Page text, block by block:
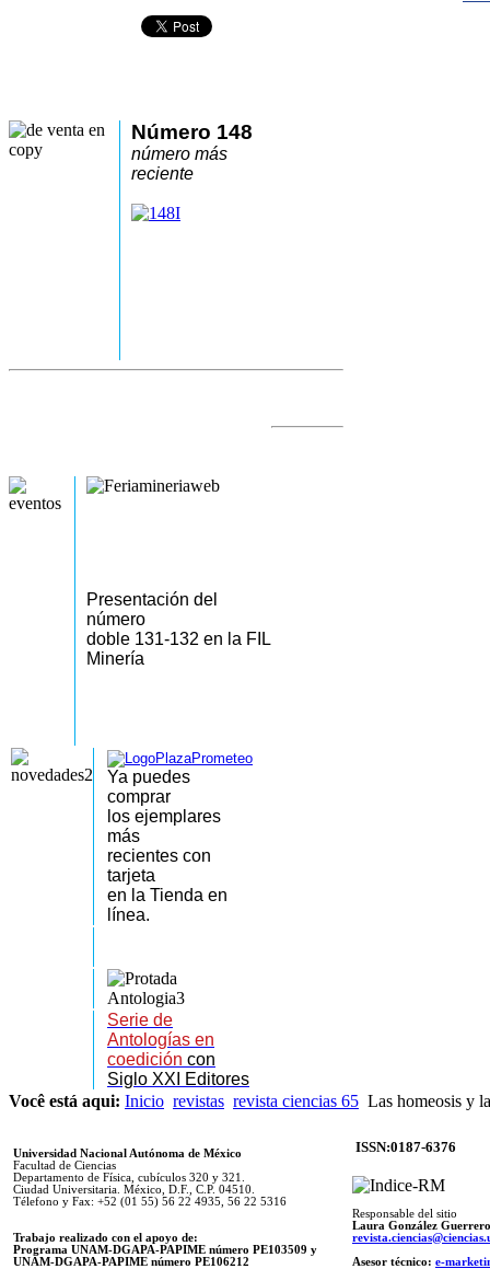
Número 148
número más
reciente
Presentación del
número
doble 131-132 en la FIL
Minería
Ya puedes
comprar
los ejemplares
más
recientes con
tarjeta
en la Tienda en
línea.
Serie de
Antologías en
coedición con
Siglo XXI Editores
Você está aqui: Inicio revistas revista ciencias 65 Las homeosis y
Universidad Nacional Autónoma de México
Facultad de Ciencias
Departamento de Física, cubículos 320 y 321.
Ciudad Universitaria. México, D.F., C.P. 04510.
Télefono y Fax: +52 (01 55) 56 22 4935, 56 22 5316
Trabajo realizado con el apoyo de:
Programa UNAM-DGAPA-PAPIME número PE103509 y
UNAM-DGAPA-PAPIME número PE106212
ISSN:0187-6376
Responsable del sitio
Laura González Guerrero
Asesor técnico: e-